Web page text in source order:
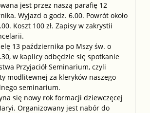
jest przez naszą parafię 12
Wyjazd o godz. 6.00. Powrót około
Koszt 100 zł. Zapisy w zakrystii
13 października po Mszy św. o
w kaplicy odbędzie się spotkanie
Przyjaciół Seminarium, czyli
modlitewnej za kleryków naszego
seminarium.
się nowy rok formacji dziewczęcej
Organizowany jest nabór do